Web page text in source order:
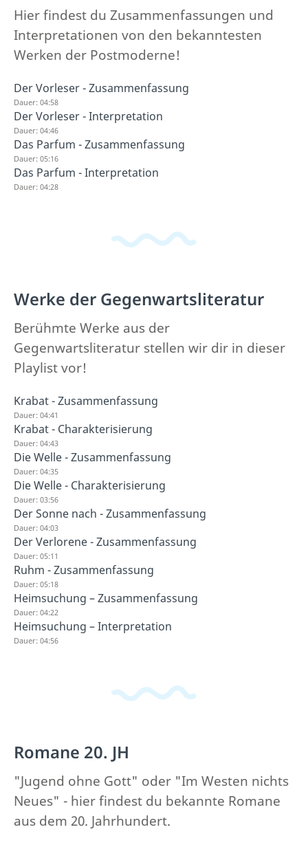
Hier findest du Zusammenfassungen und
Interpretationen von den bekanntesten
Werken der Postmoderne!
Der Vorleser - Zusammenfassung
Dauer: 04:58
Der Vorleser - Interpretation
Dauer: 04:46
Das Parfum - Zusammenfassung
Dauer: 05:16
Das Parfum - Interpretation
Dauer: 04:28
Werke der Gegenwartsliteratur
Berühmte Werke aus der
Gegenwartsliteratur stellen wir dir in dieser
Playlist vor!
Krabat - Zusammenfassung
Dauer: 04:41
Krabat - Charakterisierung
Dauer: 04:43
Die Welle - Zusammenfassung
Dauer: 04:35
Die Welle - Charakterisierung
Dauer: 03:56
Der Sonne nach - Zusammenfassung
Dauer: 04:03
Der Verlorene - Zusammenfassung
Dauer: 05:11
Ruhm - Zusammenfassung
Dauer: 05:18
Heimsuchung – Zusammenfassung
Dauer: 04:22
Heimsuchung – Interpretation
Dauer: 04:56
Romane 20. JH
"Jugend ohne Gott" oder "Im Westen nichts
Neues" - hier findest du bekannte Romane
aus dem 20. Jahrhundert.